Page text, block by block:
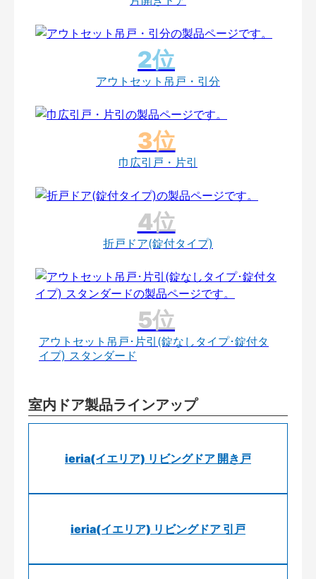
アウトセット吊戸・引分
巾広引戸・片引
折戸ドア(錠付タイプ)
アウトセット吊戸･片引(錠なしタイプ･錠付タ
イプ) スタンダード
室内ドア製品ラインアップ
ieria(イエリア) リビングドア 開き戸
ieria(イエリア) リビングドア 引戸